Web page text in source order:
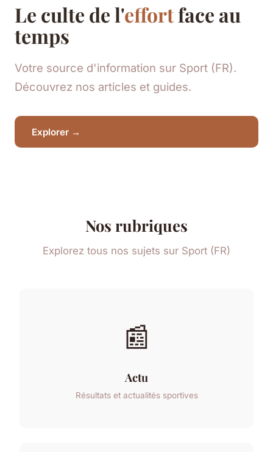
Le culte de l'effortface au
temps
Votre source d'information sur Sport (FR).
Découvrez nos articles et guides.
Explorer →
Nos rubriques
Explorez tous nos sujets sur Sport (FR)
📰
Actu
Résultats et actualités sportives